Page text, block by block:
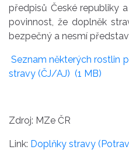
předpisů České republiky
povinnost, že doplněk
bezpečný a nesmí
Seznam některých rostlin
stravy (ČJ/AJ) (1 MB)
Zdroj: MZe ČR
Link: Doplňky stravy